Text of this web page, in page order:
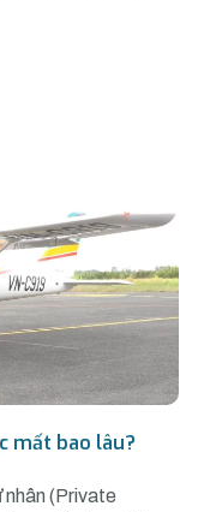
mất bao lâu?
nhân (Private